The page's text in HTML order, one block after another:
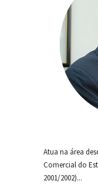
Atua na área
Comercial do
2001/2002)...